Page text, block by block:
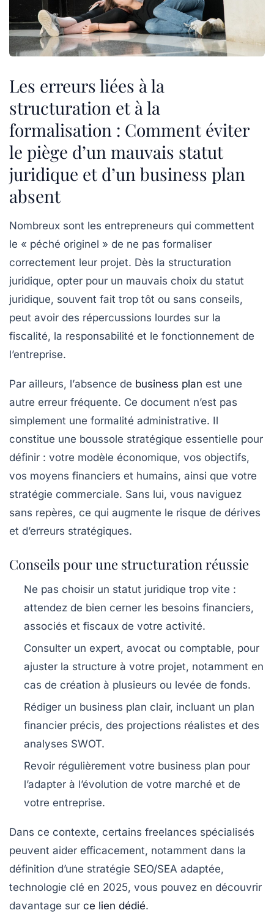
Les erreurs liées à la
structuration et à la
formalisation : Comment éviter
le piège d’un mauvais statut
juridique et d’un business plan
absent
Nombreux sont les entrepreneurs qui commettent
le « péché originel » de ne pas formaliser
correctement leur projet. Dès la structuration
juridique, opter pour un mauvais choix du statut
juridique, souvent fait trop tôt ou sans conseils,
peut avoir des répercussions lourdes sur la
fiscalité, la responsabilité et le fonctionnement de
l’entreprise.
Par ailleurs, l’absence de business plan est une
autre erreur fréquente. Ce document n’est pas
simplement une formalité administrative. Il
constitue une boussole stratégique essentielle pour
définir : votre modèle économique, vos objectifs,
vos moyens financiers et humains, ainsi que votre
stratégie commerciale. Sans lui, vous naviguez
sans repères, ce qui augmente le risque de dérives
et d’erreurs stratégiques.
Conseils pour une structuration réussie
Ne pas choisir un statut juridique trop vite :
attendez de bien cerner les besoins financiers,
associés et fiscaux de votre activité.
Consulter un expert, avocat ou comptable, pour
ajuster la structure à votre projet, notamment en
cas de création à plusieurs ou levée de fonds.
Rédiger un business plan clair, incluant un plan
financier précis, des projections réalistes et des
analyses SWOT.
Revoir régulièrement votre business plan pour
l’adapter à l’évolution de votre marché et de
votre entreprise.
Dans ce contexte, certains freelances spécialisés
peuvent aider efficacement, notamment dans la
définition d’une stratégie SEO/SEA adaptée,
technologie clé en 2025, vous pouvez en découvrir
davantage sur ce lien dédié.